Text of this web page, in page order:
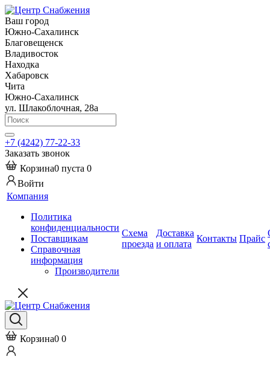
Ваш город
Южно-Сахалинск
Благовещенск
Владивосток
Находка
Хабаровск
Чита
Южно-Сахалинск
ул. Шлакоблочная, 28а
+7 (4242) 77-22-33
Заказать звонок
Корзина0 пуста 0
Войти
Компания
Политика
конфиденциальности
Поставщикам
Справочная
информация
Производители
Схема
проезда
Доставка
и оплата
Контакты Прайс
Корзина0 0